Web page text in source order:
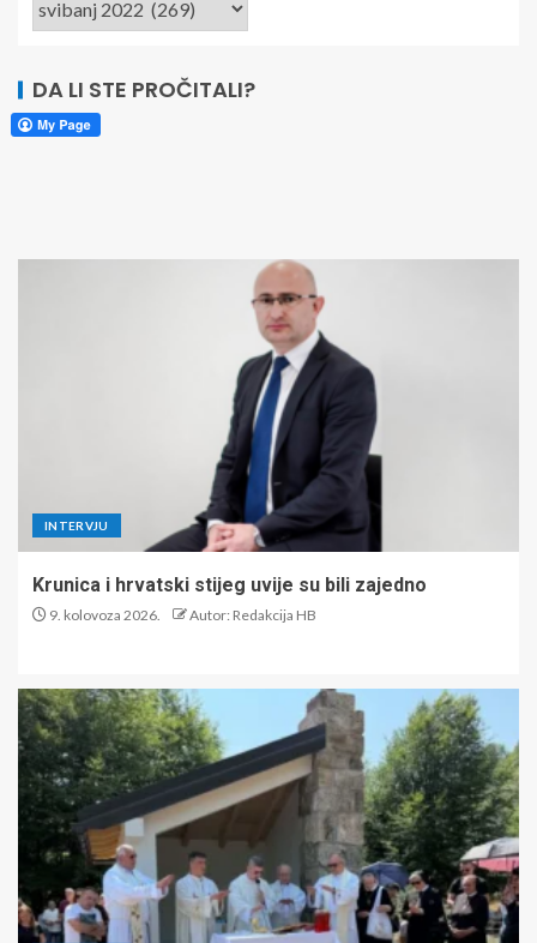
DA LI STE PROČITALI?
INTERVJU
Krunica i hrvatski stijeg uvije su bili zajedno
9. kolovoza 2026. Autor: Redakcija HB